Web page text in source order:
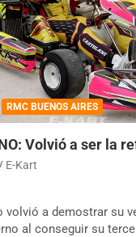
RMC BUENOS AIRES
Volvió a ser la
E-Kart
volvió a demostrar su
al conseguir su